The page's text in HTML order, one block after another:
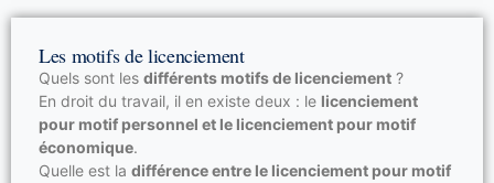
Les motifs de licenciement
Quels sont les différents motifs de licenciement ?
En droit du travail, il en existe deux : le licenciement
pour motif personnel et le licenciement pour motif
économique.
Quelle est la différence entre le licenciement pour motif